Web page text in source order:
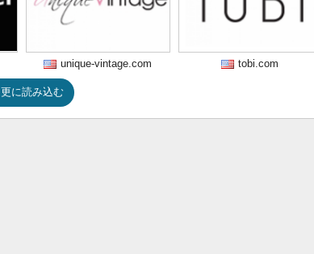
unique-vintage.com tobi.com
更に読み込む